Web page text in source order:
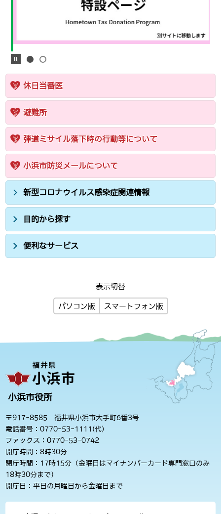
休日当番医
避難所
弾道ミサイル落下時の行動等について
小浜市防災メールについて
新型コロナウイルス感染症関連情報
目的から探す
便利なサービス
表示切替
パソコン版 スマートフォン版
小浜市役所
〒917-8585 福井県小浜市大手町6番3号
電話番号：0770-53-1111(代)
ファックス：0770-53-0742
開庁時間：8時30分
閉庁時間：17時15分（金曜日はマイナンバーカード専門窓口のみ
18時30分まで）
開庁日：平日の月曜日から金曜日まで